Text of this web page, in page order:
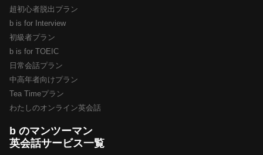
超初心者脱出プラン
b is for Interview
初級者プラン
b is for TOEIC
日常会話プラン
中高年者向けプラン
Tea Timeプラン
わたしのオンライン英会話
b のマンツーマン
英会話サービス一覧